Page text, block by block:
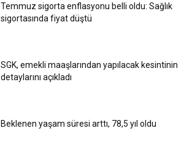
Temmuz sigorta enflasyonu belli oldu: Sağlık
sigortasında fiyat düştü
SGK, emekli maaşlarından yapılacak kesintinin
detaylarını açıkladı
Beklenen yaşam süresi arttı, 78,5 yıl oldu